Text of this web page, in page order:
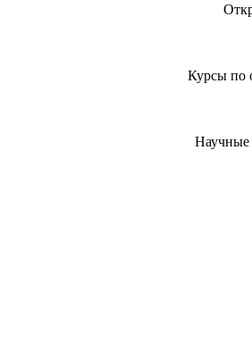
Курсы по
Научные